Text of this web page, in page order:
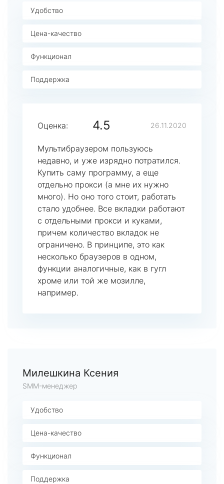
Удобство
Цена-качество
Функционал
Поддержка
Оценка: 4.5 26.11.2020
Мультибраузером пользуюсь
недавно, и уже изрядно потратился.
Купить саму программу, а еще
отдельно прокси (а мне их нужно
много). Но оно того стоит, работать
стало удобнее. Все вкладки работают
с отдельными прокси и куками,
причем количество вкладок не
ограничено. В принципе, это как
несколько браузеров в одном,
функции аналогичные, как в гугл
хроме или той же мозилле,
например.
Милешкина Ксения
SMM-менеджер
Удобство
Цена-качество
Функционал
Поддержка